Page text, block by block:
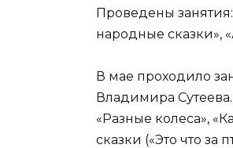
Проведены
народные сказки»,
В мае проходило
Владимира
«Разные колеса»,
сказки («Это что за